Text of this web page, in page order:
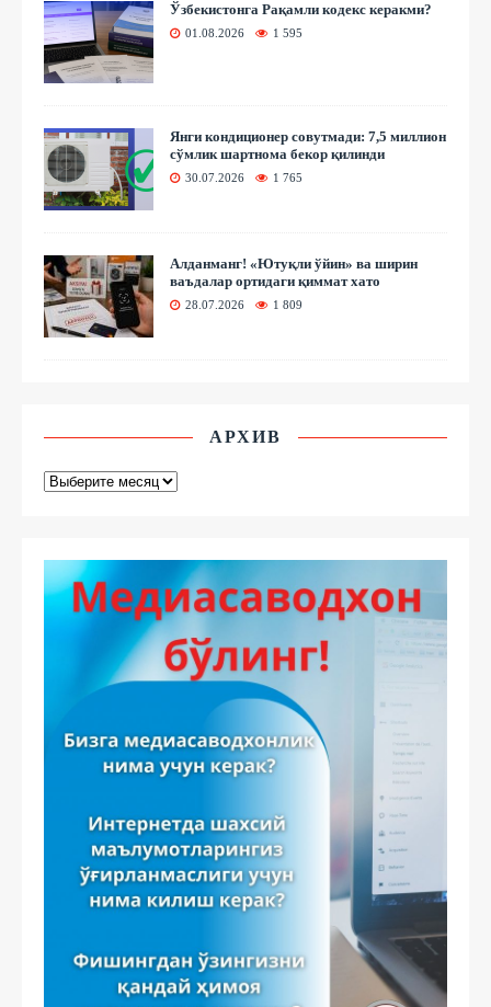
Ўзбекистонга Рақамли кодекс керакми?
01.08.2026 1 595
Янги кондиционер совутмади: 7,5 миллион
сўмлик шартнома бекор қилинди
30.07.2026 1 765
Алданманг! «Ютуқли ўйин» ва ширин
ваъдалар ортидаги қиммат хато
28.07.2026 1 809
АРХИВ